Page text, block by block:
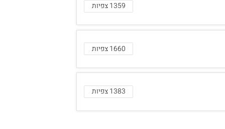
1359 צפיות
1660 צפיות
1383 צפיות